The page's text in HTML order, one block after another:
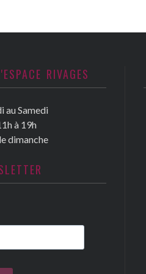
RIVAGES
au Samedi
à 19h
dimanche